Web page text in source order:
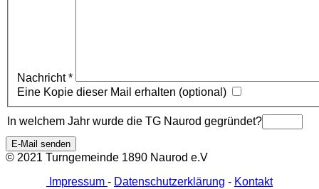
Nachricht*
Eine Kopie dieser Mail erhalten (optional)
In welchem Jahr wurde die TG Naurod gegründet?
E-Mail senden
© 2021 Turngemeinde 1890 Naurod e.V
Impressum - Datenschutzerklärung - Kontakt